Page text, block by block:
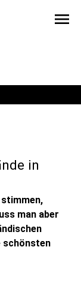
menu
in
man aber
schönsten